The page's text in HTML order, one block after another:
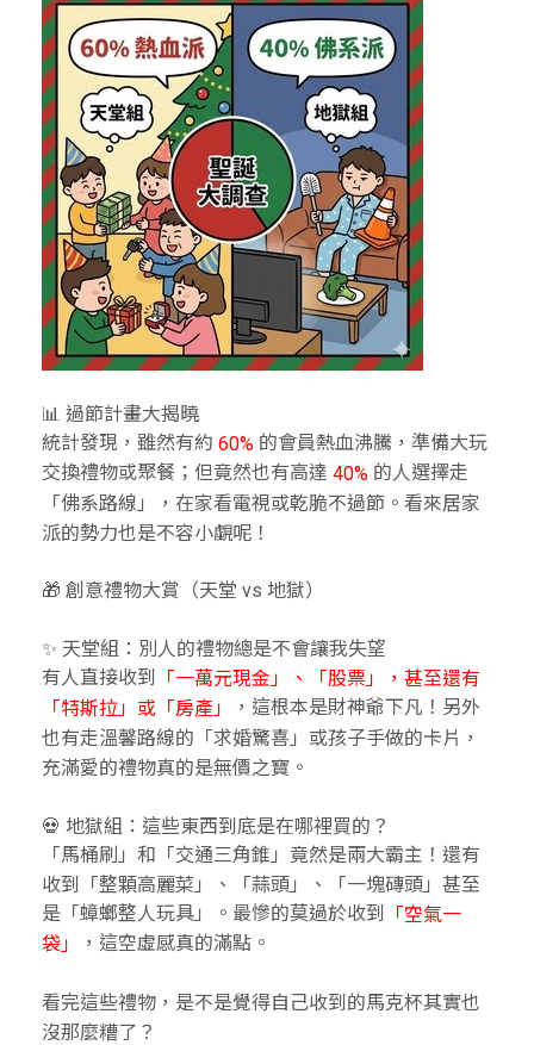
📊 過節計畫大揭曉
統計發現，雖然有約 60% 的會員熱血沸騰，準備大玩
交換禮物或聚餐；但竟然也有高達 40% 的人選擇走
「佛系路線」，在家看電視或乾脆不過節。看來居家
派的勢力也是不容小覷呢！
🎁 創意禮物大賞（天堂 vs 地獄）
✨ 天堂組：別人的禮物總是不會讓我失望
有人直接收到
「一萬元現金」、「股票」，甚至還有
「特斯拉」或「房產」
，這根本是財神爺下凡！另外
也有走溫馨路線的「求婚驚喜」或孩子手做的卡片，
充滿愛的禮物真的是無價之寶。
💀 地獄組：這些東西到底是在哪裡買的？
「馬桶刷」和「交通三角錐」竟然是兩大霸主！還有
收到「整顆高麗菜」、「蒜頭」、「一塊磚頭」甚至
是「蟑螂整人玩具」。最慘的莫過於收到
「空氣一
袋」
，這空虛感真的滿點。
看完這些禮物，是不是覺得自己收到的馬克杯其實也
沒那麼糟了？